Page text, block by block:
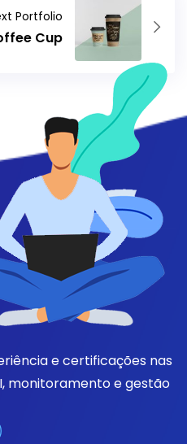
Portfolio
Cup
e certificações nas
monitoramento e gestão